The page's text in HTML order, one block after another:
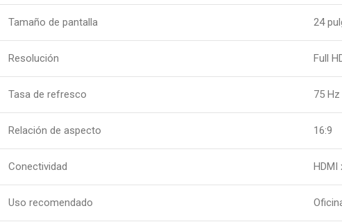
Tamaño de pantalla 24
Resolución Full
Tasa de refresco 75 Hz
Relación de aspecto 16:9
Conectividad HDMI
Uso recomendado